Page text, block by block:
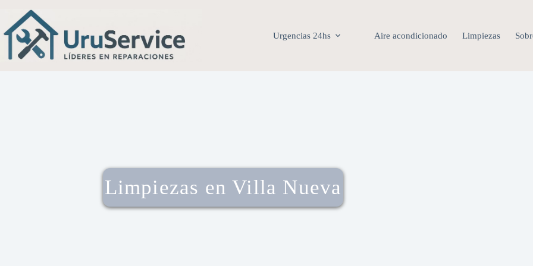
Urgencias 24hs Aire acondicionado Limpiezas
Limpiezas en Villa Nueva